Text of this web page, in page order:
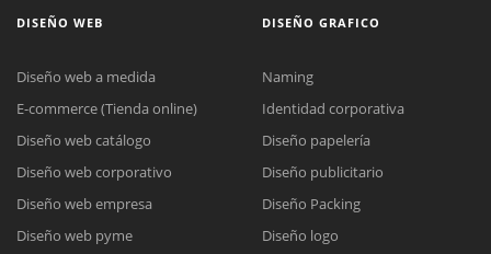
DISEÑO WEB
Diseño web a medida
E-commerce (Tienda online)
Diseño web catálogo
Diseño web corporativo
Diseño web empresa
Diseño web pyme
DISEÑO GRAFICO
Naming
Identidad corporativa
Diseño papelería
Diseño publicitario
Diseño Packing
Diseño logo